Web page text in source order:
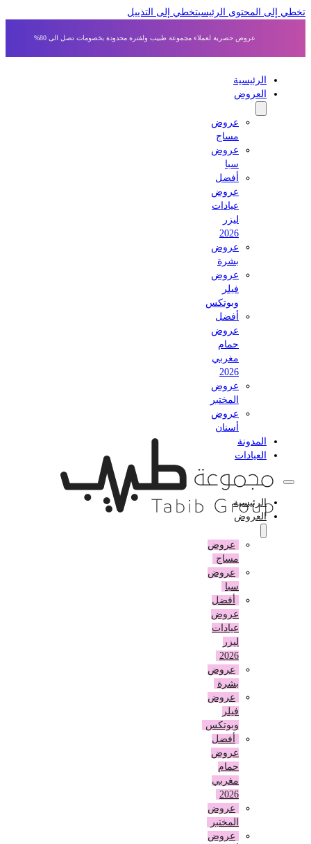
إلى المحتوى الرئيسي تخطي إلى التذييل
عروض حصرية لعملاء مجموعة طبيب ولفترة محدودة بخصومات تصل الى 80%
الرئيسية
العروض
عروض
مساج
عروض
أفضل
عروض
عيادات
عروض
بشرة
عروض
وبوتكس
أفضل
عروض
حمام
مغربي
عروض
المختبر
عروض
أسنان
المدونة
العيادات
الرئيسية
العروض
عروض
مساج
عروض
أفضل
عروض
عيادات
عروض
بشرة
عروض
وبوتكس
أفضل
عروض
حمام
مغربي
عروض
المختبر
عروض